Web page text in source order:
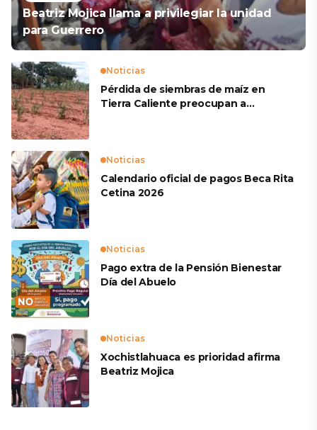
Beatriz Mojica llama a privilegiar la unidad
para Guerrero
Noticias
Pérdida de siembras de maíz en
Tierra Caliente preocupan a
Noticias
Calendario oficial de pagos Beca Rita
Cetina 2026
Noticias
Pago extra de la Pensión Bienestar
Día del Abuelo
Noticias
Xochistlahuaca es prioridad afirma
Beatriz Mojica